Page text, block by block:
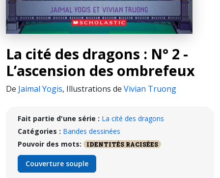
La cité des dragons : N° 2 -
L’ascension des ombrefeux
De Jaimal Yogis, Illustrations de Vivian Truong
Fait partie d'une série : La cité des dragons
Catégories : Bandes dessinées
Pouvoir des mots:
IDENTITÉS RACISÉES
Couverture souple